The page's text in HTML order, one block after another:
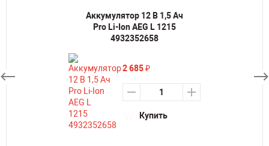
Аккумулятор 12 В 1,5 Aч
Pro Li-Ion AEG L 1215
4932352658
2 685₽
Купить